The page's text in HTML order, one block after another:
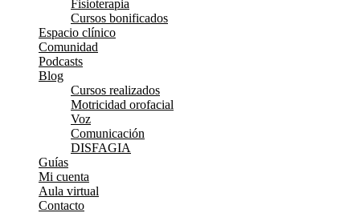
Fisioterapia
Cursos bonificados
Espacio clínico
Comunidad
Podcasts
Blog
Cursos realizados
Motricidad orofacial
Voz
Comunicación
DISFAGIA
Guías
Mi cuenta
Aula virtual
Contacto